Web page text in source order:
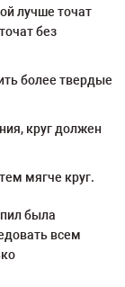
лучше точат
без
более твердые
круг должен
мягче круг.
была
всем